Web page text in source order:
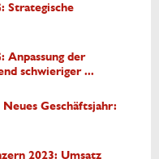
Strategische
Anpassung der
schwieriger ...
Geschäftsjahr:
2023: Umsatz